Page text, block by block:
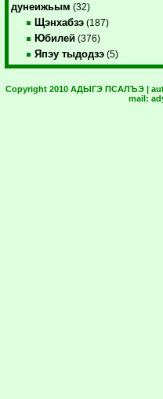
дунеижьым (32)
Щэнхабзэ (187)
Юбилей (376)
Япэу тыдодзэ (5)
Copyright 2010 АДЫГЭ ПСАЛЪЭ |
mail: